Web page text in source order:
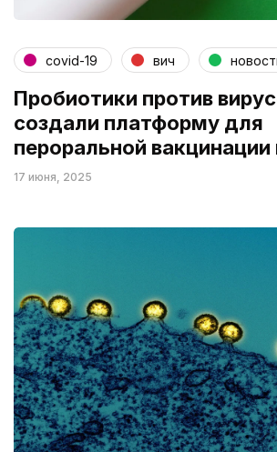
covid-19 вич
Пробиотики против
создали платформу для
пероральной вакцинации
17 июня, 2025